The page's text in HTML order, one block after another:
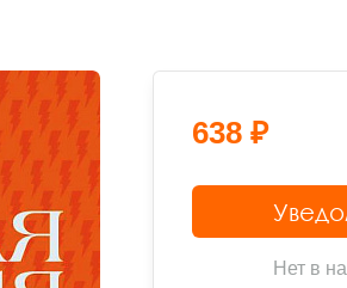
638 ₽
Нет в